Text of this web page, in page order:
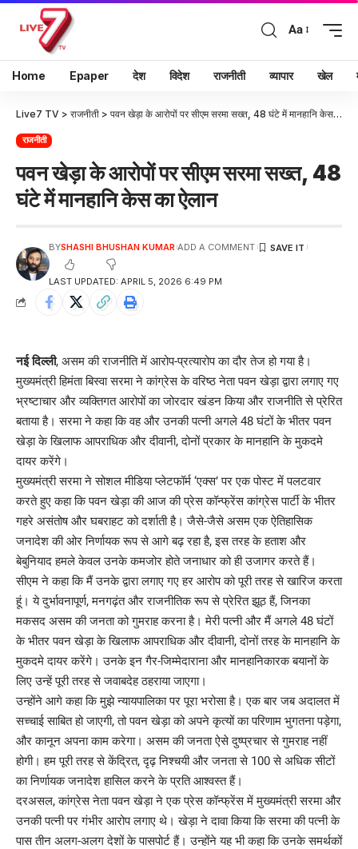
Aa
Home Epaper देश विदेश राजनीती व्यापार खेल
Live7 TV > राजनीती > पवन खेड़ा के आरोपों पर सीएम सरमा सख्त, 48 घंटे में मानहानि केस का ऐलान
राजनीती
पवन खेड़ा के आरोपों पर सीएम सरमा सख्त, 48
घंटे में मानहानि केस का ऐलान
LAST UPDATED: APRIL 5, 2026 6:49 PM
BYSHASHI BHUSHAN KUMAR ADD A COMMENT
नई दिल्ली, असम की राजनीति में आरोप-प्रत्यारोप का दौर तेज हो गया है।
मुख्‍यमंत्री हिमंता बिस्वा सरमा ने कांग्रेस के वरिष्ठ नेता पवन खेड़ा द्वारा लगाए गए
भ्रष्टाचार और व्यक्तिगत आरोपों का जोरदार खंडन किया और राजनीति से प्रेरित
बताया है। सरमा ने कहा कि वह और उनकी पत्नी अगले 48 घंटों के भीतर पवन
खेड़ा के खिलाफ आपराधिक और दीवानी, दोनों प्रकार के मानहानि के मुकदमे
दायर करेंगे।
मुख्यमंत्री सरमा ने सोशल मीडिया प्लेटफॉर्म ‘एक्स’ पर एक पोस्‍ट में पलटवार
करते हुए कहा कि पवन खेड़ा की आज की प्रेस कॉन्फ्रेंस कांग्रेस पार्टी के भीतर
गहरे असंतोष और घबराहट को दर्शाती है। जैसे-जैसे असम एक ऐतिहासिक
जनादेश की ओर निर्णायक रूप से आगे बढ़ रहा है, इस तरह के हताश और
बेबुनियाद हमले केवल उनके कमजोर होते जनाधार को ही उजागर करते हैं।
सीएम ने कहा कि मैं उनके द्वारा लगाए गए हर आरोप को पूरी तरह से खारिज करता
हूं। ये दुर्भावनापूर्ण, मनगढ़ंत और राजनीतिक रूप से प्रेरित झूठ हैं, जिनका
मकसद असम की जनता को गुमराह करना है। मेरी पत्नी और मैं अगले 48 घंटों
के भीतर पवन खेड़ा के खिलाफ आपराधिक और दीवानी, दोनों तरह के मानहानि के
मुकदमे दायर करेंगे। उनके इन गैर-जिम्मेदाराना और मानहानिकारक बयानों के
लिए उन्हें पूरी तरह से जवाबदेह ठहराया जाएगा।
उन्‍होंने आगे कहा कि मुझे न्यायपालिका पर पूरा भरोसा है। एक बार जब अदालत में
सच्चाई साबित हो जाएगी, तो पवन खेड़ा को अपने कृत्यों का परिणाम भुगतना पड़ेगा,
और कानून अपना काम करेगा। असम की जनता ऐसे दुष्प्रचार से गुमराह नहीं
होगी। हम पूरी तरह से केंद्रित, दृढ़ निश्चयी और जनता से 100 से अधिक सीटों
का निर्णायक जनादेश हासिल करने के प्रति आश्वस्त हैं।
दरअसल, कांग्रेस नेता पवन खेड़ा ने एक प्रेस कॉन्फ्रेंस में मुख्यमंत्री सरमा और
उनकी पत्नी पर गंभीर आरोप लगाए थे। खेड़ा ने दावा किया कि सरमा की पत्नी के
पास तीन अलग-अलग देशों के पासपोर्ट हैं। उन्होंने यह भी कहा कि उनके समर्थकों